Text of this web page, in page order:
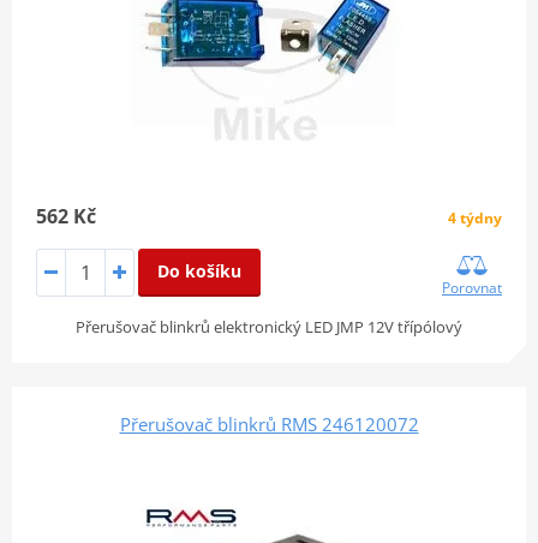
562 Kč 4 týdny
Do košíku
Porovnat
Přerušovač blinkrů elektronický LED JMP 12V třípólový
Přerušovač blinkrů RMS 246120072